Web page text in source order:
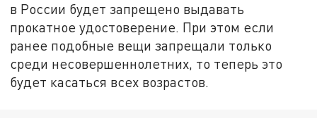
в России будет запрещено выдавать
прокатное удостоверение. При этом если
ранее подобные вещи запрещали только
среди несовершеннолетних, то теперь это
будет касаться всех возрастов.